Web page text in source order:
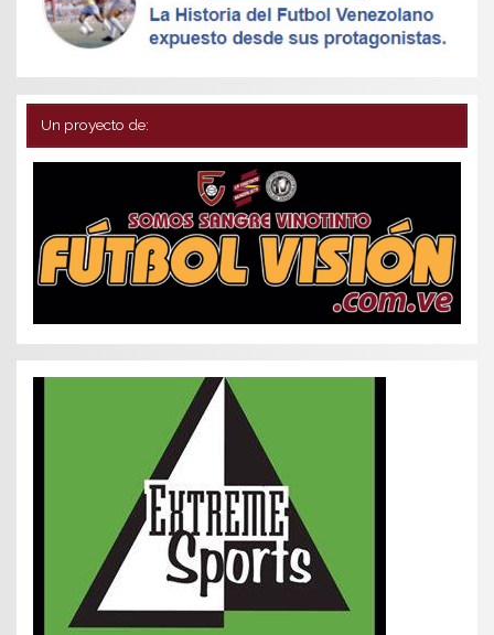
Un proyecto de: